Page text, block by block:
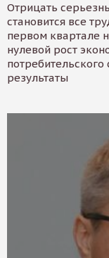
Отрицать
становится все
первом квартале
нулевой рост
результаты